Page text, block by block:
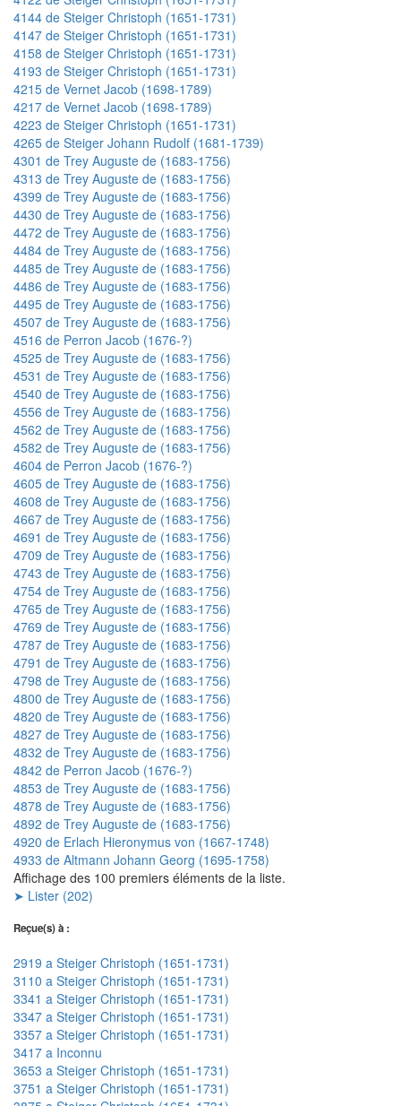
4144 de Steiger Christoph (1651-1731)
4147 de Steiger Christoph (1651-1731)
4158 de Steiger Christoph (1651-1731)
4193 de Steiger Christoph (1651-1731)
4215 de Vernet Jacob (1698-1789)
4217 de Vernet Jacob (1698-1789)
4223 de Steiger Christoph (1651-1731)
4265 de Steiger Johann Rudolf (1681-1739)
4301 de Trey Auguste de (1683-1756)
4313 de Trey Auguste de (1683-1756)
4399 de Trey Auguste de (1683-1756)
4430 de Trey Auguste de (1683-1756)
4472 de Trey Auguste de (1683-1756)
4484 de Trey Auguste de (1683-1756)
4485 de Trey Auguste de (1683-1756)
4486 de Trey Auguste de (1683-1756)
4495 de Trey Auguste de (1683-1756)
4507 de Trey Auguste de (1683-1756)
4516 de Perron Jacob (1676-?)
4525 de Trey Auguste de (1683-1756)
4531 de Trey Auguste de (1683-1756)
4540 de Trey Auguste de (1683-1756)
4556 de Trey Auguste de (1683-1756)
4562 de Trey Auguste de (1683-1756)
4582 de Trey Auguste de (1683-1756)
4604 de Perron Jacob (1676-?)
4605 de Trey Auguste de (1683-1756)
4608 de Trey Auguste de (1683-1756)
4667 de Trey Auguste de (1683-1756)
4691 de Trey Auguste de (1683-1756)
4709 de Trey Auguste de (1683-1756)
4743 de Trey Auguste de (1683-1756)
4754 de Trey Auguste de (1683-1756)
4765 de Trey Auguste de (1683-1756)
4769 de Trey Auguste de (1683-1756)
4787 de Trey Auguste de (1683-1756)
4791 de Trey Auguste de (1683-1756)
4798 de Trey Auguste de (1683-1756)
4800 de Trey Auguste de (1683-1756)
4820 de Trey Auguste de (1683-1756)
4827 de Trey Auguste de (1683-1756)
4832 de Trey Auguste de (1683-1756)
4842 de Perron Jacob (1676-?)
4853 de Trey Auguste de (1683-1756)
4878 de Trey Auguste de (1683-1756)
4892 de Trey Auguste de (1683-1756)
4920 de Erlach Hieronymus von (1667-1748)
4933 de Altmann Johann Georg (1695-1758)
Affichage des 100 premiers éléments de la liste.
➤ Lister (202)
Reçue(s) à :
2919 a Steiger Christoph (1651-1731)
3110 a Steiger Christoph (1651-1731)
3341 a Steiger Christoph (1651-1731)
3347 a Steiger Christoph (1651-1731)
3357 a Steiger Christoph (1651-1731)
3417 a Inconnu
3653 a Steiger Christoph (1651-1731)
3751 a Steiger Christoph (1651-1731)